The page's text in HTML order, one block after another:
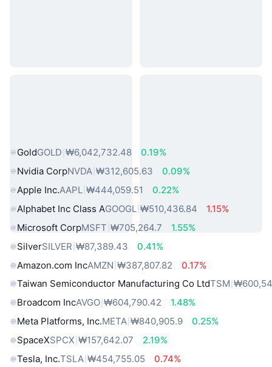
GoldGOLD ₩6,042,732.48
0.19%
Nvidia CorpNVDA ₩312,605.63
0.09%
Apple Inc.AAPL ₩444,059.51
0.22%
Alphabet Inc Class AGOOGL ₩510,436.84
1.15%
Microsoft CorpMSFT ₩705,264.7
1.55%
SilverSILVER ₩87,389.43
0.41%
Amazon.com IncAMZN ₩387,807.82
0.17%
Taiwan Semiconductor Manufacturing Co LtdTSM
Broadcom IncAVGO ₩604,790.42
1.48%
Meta Platforms, Inc.META ₩840,905.9
0.25%
SpaceXSPCX ₩157,642.07
2.19%
Tesla, Inc.TSLA ₩454,755.05
0.74%